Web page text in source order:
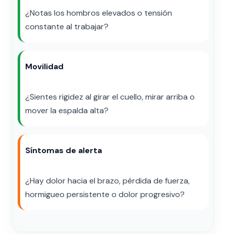
¿Notas los hombros elevados o tensión
constante al trabajar?
Movilidad
¿Sientes rigidez al girar el cuello, mirar arriba o
mover la espalda alta?
Síntomas de alerta
¿Hay dolor hacia el brazo, pérdida de fuerza,
hormigueo persistente o dolor progresivo?